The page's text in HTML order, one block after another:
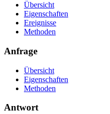
Übersicht
Eigenschaften
Ereignisse
Methoden
Anfrage
Übersicht
Eigenschaften
Methoden
Antwort